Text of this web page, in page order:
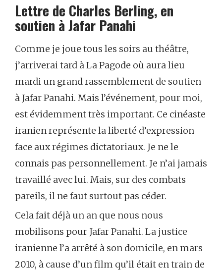
Lettre de Charles Berling, en
soutien à Jafar Panahi
Comme je joue tous les soirs au théâtre,
j’arriverai tard à La Pagode où aura lieu
mardi un grand rassemblement de soutien
à Jafar Panahi. Mais l’événement, pour moi,
est évidemment très important. Ce cinéaste
iranien représente la liberté d’expression
face aux régimes dictatoriaux. Je ne le
connais pas personnellement. Je n’ai jamais
travaillé avec lui. Mais, sur des combats
pareils, il ne faut surtout pas céder.
Cela fait déjà un an que nous nous
mobilisons pour Jafar Panahi. La justice
iranienne l’a arrêté à son domicile, en mars
2010, à cause d’un film qu’il était en train de